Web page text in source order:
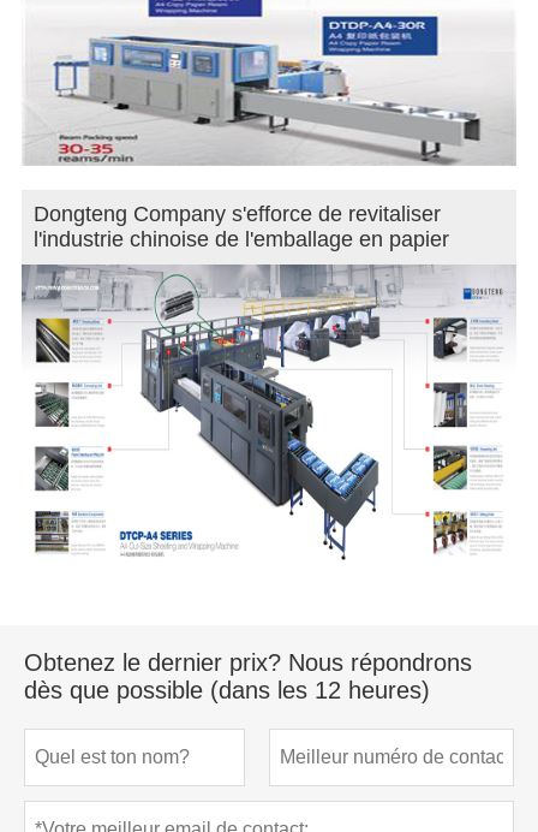
Dongteng Company s'efforce de revitaliser
l'industrie chinoise de l'emballage en papier
Obtenez le dernier prix? Nous répondrons
dès que possible (dans les 12 heures)